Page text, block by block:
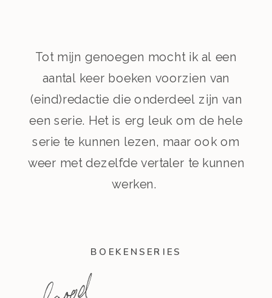
Tot mijn genoegen mocht ik al een
aantal keer boeken voorzien van
(eind)redactie die onderdeel zijn van
een serie. Het is erg leuk om de hele
serie te kunnen lezen, maar ook om
weer met dezelfde vertaler te kunnen
werken.
BOEKENSERIES